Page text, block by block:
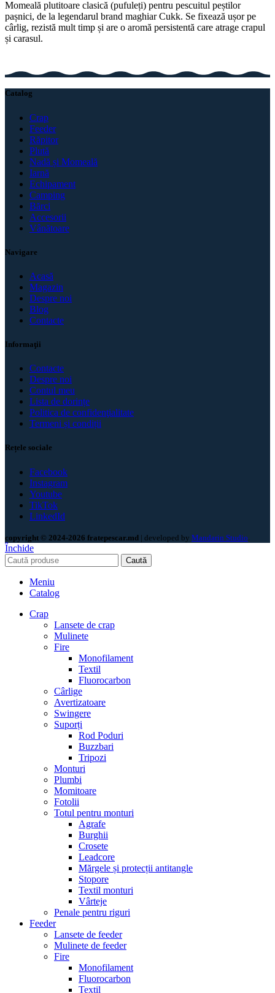
Momeală plutitoare clasică (pufuleți) pentru pescuitul peștilor
pașnici, de la legendarul brand maghiar Cukk. Se fixează ușor pe
cârlig, rezistă mult timp și are o aromă persistentă care atrage crapul
și carasul.
Catalog
Crap
Feeder
Răpitor
Plută
Nadă și Momeală
Iarnă
Echipament
Camping
Bărci
Accesorii
Vânătoare
Navigare
Acasă
Magazin
Despre noi
Blog
Contacte
Informaţii
Contacte
Despre noi
Contul meu
Lista de dorințe
Politica de confidenţialitate
Termeni și condiții
Rețele sociale
Facebook
Instagram
Youtube
TikTok
LinkedId
copyright © 2024-2026 fratepescar.md | developed by Mandarin Studio
Închide
Caută
Meniu
Catalog
Crap
Lansete de crap
Mulinete
Fire
Monofilament
Textil
Fluorocarbon
Cârlige
Avertizatoare
Swingere
Suporți
Rod Poduri
Buzzbari
Tripozi
Monturi
Plumbi
Momitoare
Fotolii
Totul pentru monturi
Agrafe
Burghii
Crosete
Leadcore
Mărgele și protecții antitangle
Stopore
Textil monturi
Vârteje
Penale pentru riguri
Feeder
Lansete de feeder
Mulinete de feeder
Fire
Monofilament
Fluorocarbon
Textil